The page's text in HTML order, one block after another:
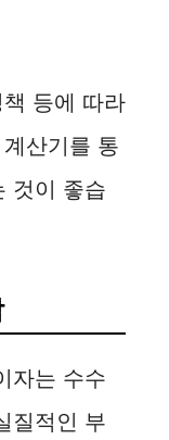
등에 따라
산기를 통
것이 좋습
자는 수수
질적인 부